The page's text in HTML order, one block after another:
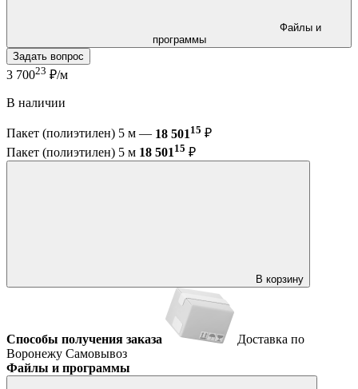
программы
Задать вопрос
3 70023 ₽/м
В наличии
Пакет (полиэтилен) 5 м — 18 501 15 ₽
Пакет (полиэтилен) 5 м 18 501 15 ₽
В корзину
Способы получения заказа
Доставка по
Воронежу Самовывоз
Файлы и программы